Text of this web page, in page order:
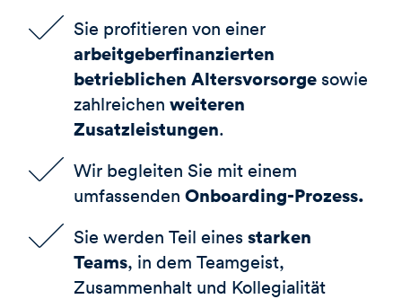
Sie profitieren von einer
arbeitgeberfinanzierten
betrieblichen Altersvorsorgesowie
zahlreichen weiteren
Zusatzleistungen.
Wir begleiten Sie mit einem
umfassenden Onboarding-Prozess.
Sie werden Teil eines starken
Teams, in dem Teamgeist,
Zusammenhalt und Kollegialität